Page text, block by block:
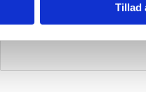
Tillad